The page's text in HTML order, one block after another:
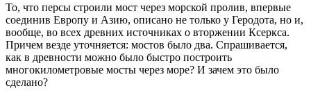
То, что персы строили мост через морской пролив, впервые
соединив Европу и Азию, описано не только у Геродота, но и,
вообще, во всех древних источниках о вторжении Ксеркса.
Причем везде уточняется: мостов было два. Спрашивается,
как в древности можно было быстро построить
многокилометровые мосты через море? И зачем это было
сделано?